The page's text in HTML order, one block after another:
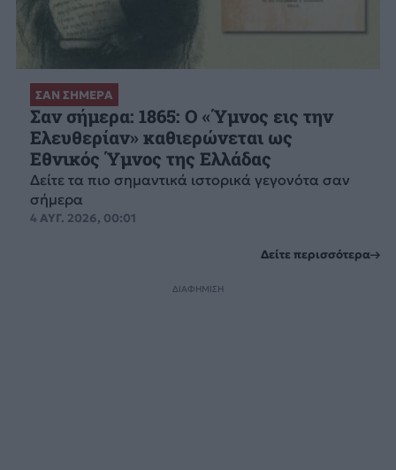
ΣΑΝ ΣΗΜΕΡΑ
Σαν σήμερα: 1865: Ο «Ύμνος εις την
Ελευθερίαν» καθιερώνεται ως
Εθνικός Ύμνος της Ελλάδας
Δείτε τα πιο σημαντικά ιστορικά γεγονότα σαν
σήμερα
4 ΑΥΓ. 2026, 00:01
Δείτε περισσότερα
ΔΙΑΦΗΜΙΣΗ